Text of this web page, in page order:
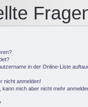
in der Online-Liste
nicht anmelden!
mich aber nicht mehr